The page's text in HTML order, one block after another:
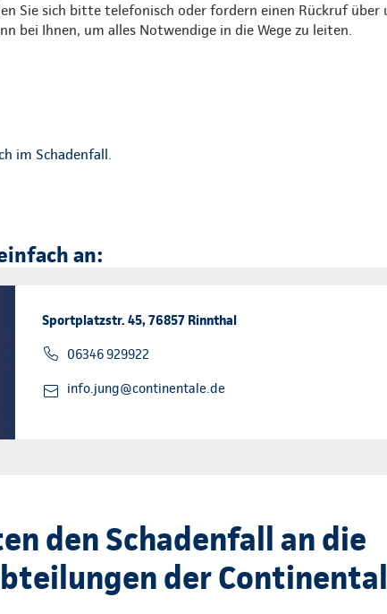
Sie sich bitte telefonisch oder fordern einen Rückruf
bei Ihnen, um alles Notwendige in die Wege zu leiten.
im Schadenfall.
an:
Sportplatzstr. 45, 76857 Rinnthal
06346 929922
info.jung@continentale.de
den Schadenfall an die
der